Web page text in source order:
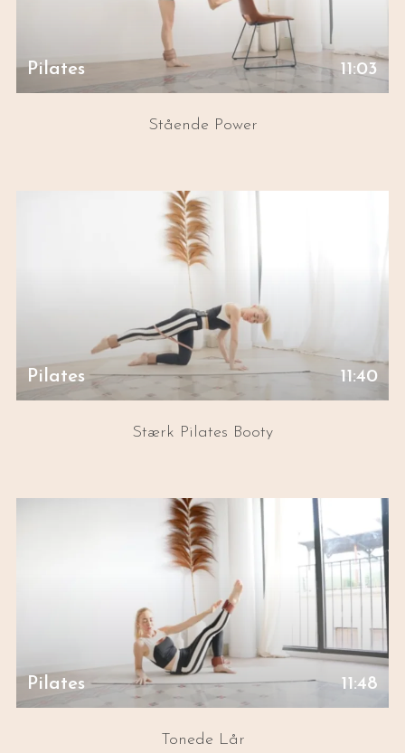
Pilates 11:03
Stående Power
Pilates 11:40
Stærk Pilates Booty
Pilates 11:48
Tonede Lår